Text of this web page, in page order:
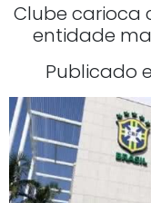
Clube carioca
entidade
Publicado